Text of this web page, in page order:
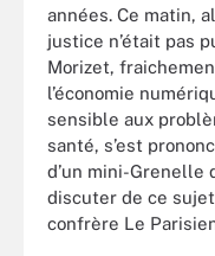
années. Ce matin,
justice n’était pas
Morizet,
l’économie
sensible aux
santé, s’est
d’un mini-Grenelle
discuter de ce
confrère Le